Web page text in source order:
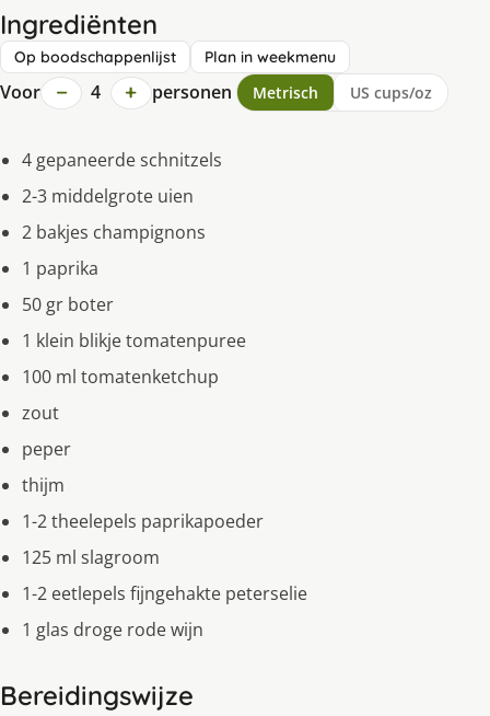
Ingrediënten
Op boodschappenlijst Plan in weekmenu
Voor − 4 + personen Metrisch US cups/oz
4 gepaneerde schnitzels
2-3 middelgrote uien
2 bakjes champignons
1 paprika
50 gr boter
1 klein blikje tomatenpuree
100 ml tomatenketchup
zout
peper
thijm
1-2 theelepels paprikapoeder
125 ml slagroom
1-2 eetlepels fijngehakte peterselie
1 glas droge rode wijn
Bereidingswijze